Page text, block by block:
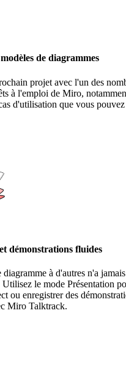
de diagrammes
projet avec l'un des
à l'emploi de Miro,
d'utilisation que vous
démonstrations fluides
à d'autres n'a
le mode Présentation
ou enregistrer des
Miro Talktrack.